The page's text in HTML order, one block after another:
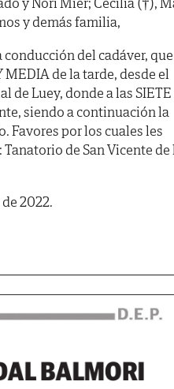
y demás familia,
del cadáver, que
MEDIA de la tarde, desde el
de Luey, donde a las
siendo a continuación la
Favores por los cuales les
de San Vicente de
2022.